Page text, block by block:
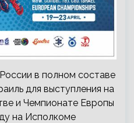
в полном составе
для выступления на
и Чемпионате Европы
на Исполкоме